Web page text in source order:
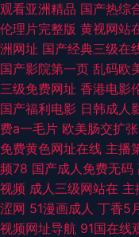
区 麻豆久久 91快播 另类色
超碰香蕉 日韩成人性交 一
院污 91在线破处 国产成人
站 韩国美女被操 欧美深夜
频在线 伪娘偷拍福利 91在
99超碰美女 黄色香蕉视频
观看亚洲精品 国产热综
伦理片完整版 黄视网站
洲网址 国产经典三级在
国产影院第一页 乱码欧
三级免费网址 香港电影
国产福利电影 日韩成人
费a一毛片 欧美肠交扩
免费黄色网址在线 主播
频78 国产成人免费无码
视频 成人三级网站在 主
涩网 51漫画成人 丁香5
视频网址导航 91国在线